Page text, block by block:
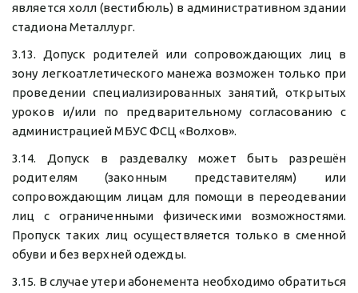
является холл (вестибюль) в административном здании
стадиона Металлург.
3.13. Допуск родителей или сопровождающих лиц в
зону легкоатлетического манежа возможен только при
проведении специализированных занятий, открытых
уроков и/или по предварительному согласованию с
администрацией МБУС ФСЦ «Волхов».
3.14. Допуск в раздевалку может быть разрешён
родителям (законным представителям) или
сопровождающим лицам для помощи в переодевании
лиц с ограниченными физическими возможностями.
Пропуск таких лиц осуществляется только в сменной
обуви и без верхней одежды.
3.15. В случае утери абонемента необходимо обратиться